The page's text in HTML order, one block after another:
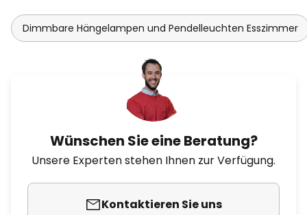
Dimmbare Hängelampen und Pendelleuchten Esszimmer
Wünschen Sie eine Beratung?
Unsere Experten stehen Ihnen zur Verfügung.
Kontaktieren Sie uns